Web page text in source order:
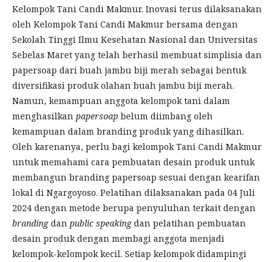
Kelompok Tani Candi Makmur. Inovasi terus dilaksanakan
oleh Kelompok Tani Candi Makmur bersama dengan
Sekolah Tinggi Ilmu Kesehatan Nasional dan Universitas
Sebelas Maret yang telah berhasil membuat simplisia dan
papersoap dari buah jambu biji merah sebagai bentuk
diversifikasi produk olahan buah jambu biji merah.
Namun, kemampuan anggota kelompok tani dalam
menghasilkan papersoap belum diimbang oleh
kemampuan dalam branding produk yang dihasilkan.
Oleh karenanya, perlu bagi kelompok Tani Candi Makmur
untuk memahami cara pembuatan desain produk untuk
membangun branding papersoap sesuai dengan kearifan
lokal di Ngargoyoso. Pelatihan dilaksanakan pada 04 Juli
2024 dengan metode berupa penyuluhan terkait dengan
brandingdan public speakingdan pelatihan pembuatan
desain produk dengan membagi anggota menjadi
kelompok-kelompok kecil. Setiap kelompok didampingi